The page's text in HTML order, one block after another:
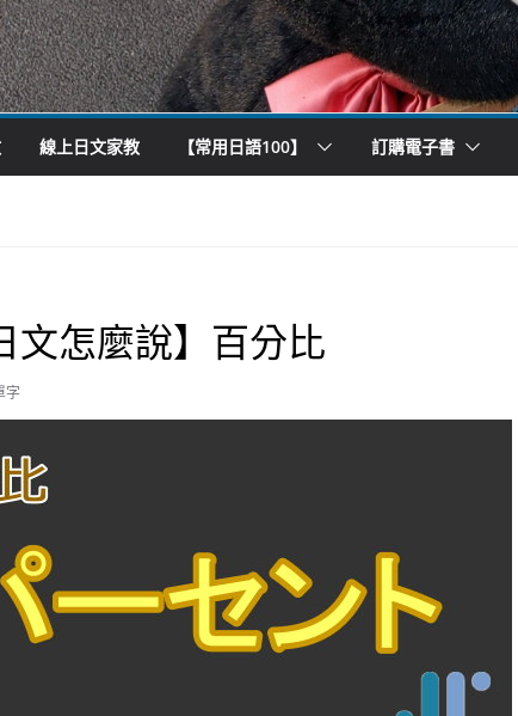
線上日文家教 【常用日語100】 訂購電子書
文怎麼說】百分比
字